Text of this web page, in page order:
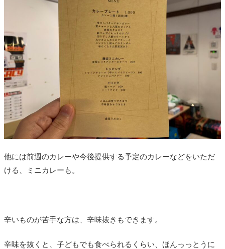
他には前週のカレーや今後提供する予定のカレーなどをいただ
ける、ミニカレーも。
辛いものが苦手な方は、辛味抜きもできます。
辛味を抜くと、子どもでも食べられるくらい、ほんっっとうに